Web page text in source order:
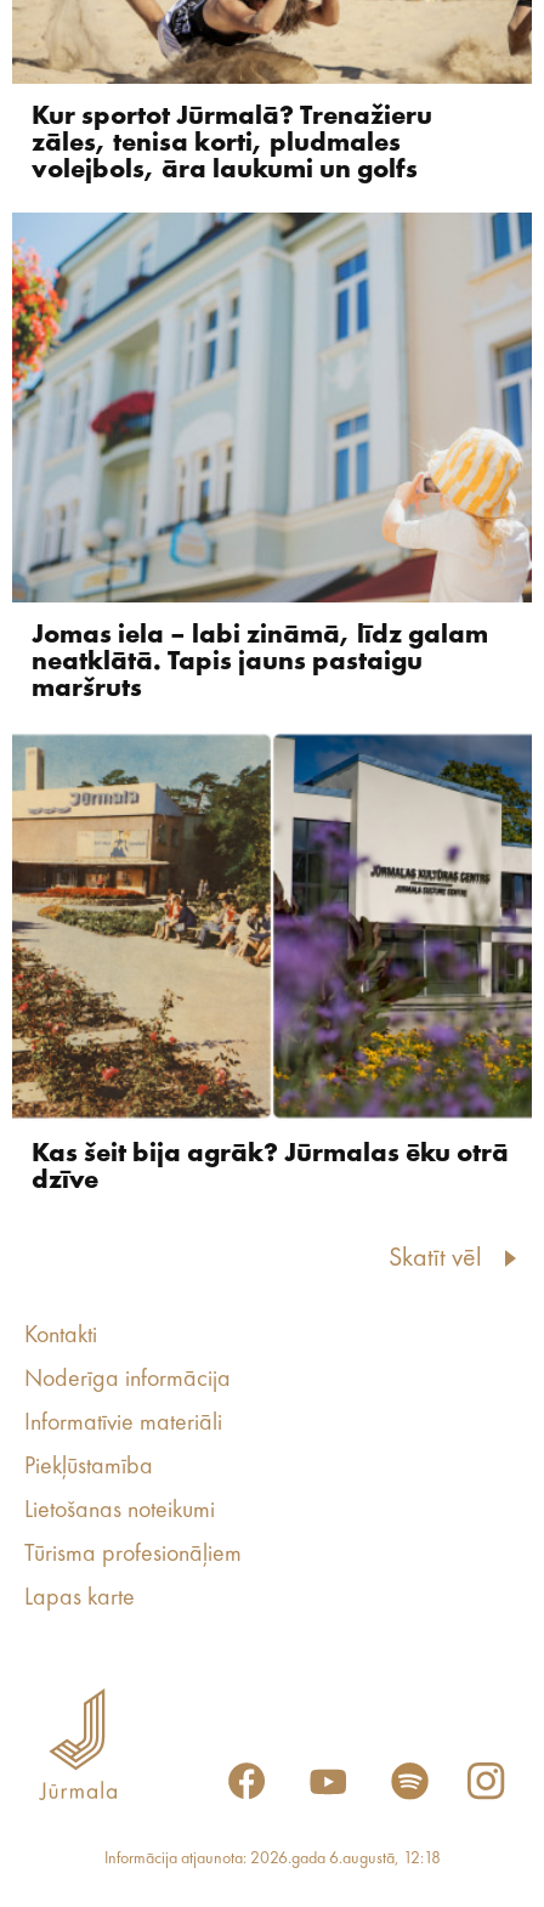
Kur sportot Jūrmalā? Trenažieru
zāles, tenisa korti, pludmales
volejbols, āra laukumi un golfs
Jomas iela – labi zināmā, līdz galam
neatklātā. Tapis jauns pastaigu
maršruts
Kas šeit bija agrāk? Jūrmalas ēku otrā
dzīve
Skatīt vēl
Kontakti
Noderīga informācija
Informatīvie materiāli
Piekļūstamība
Lietošanas noteikumi
Tūrisma profesionāļiem
Lapas karte
Informācija atjaunota: 2026.gada 6.augustā, 12:18